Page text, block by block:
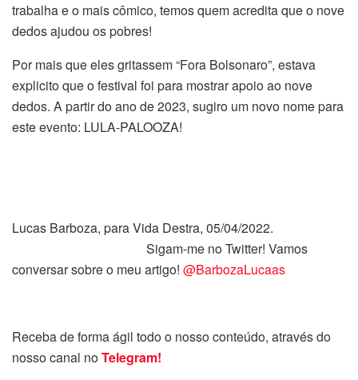
trabalha e o mais cômico, temos quem acredita que o nove
dedos ajudou os pobres!
Por mais que eles gritassem “Fora Bolsonaro”, estava
explicito que o festival foi para mostrar apoio ao nove
dedos. A partir do ano de 2023, sugiro um novo nome para
este evento: LULA-PALOOZA!
Lucas Barboza, para Vida Destra, 05/04/2022.
Sigam-me no Twitter! Vamos
conversar sobre o meu artigo! @BarbozaLucaas
Receba de forma ágil todo o nosso conteúdo, através do
nosso canal noTelegram!